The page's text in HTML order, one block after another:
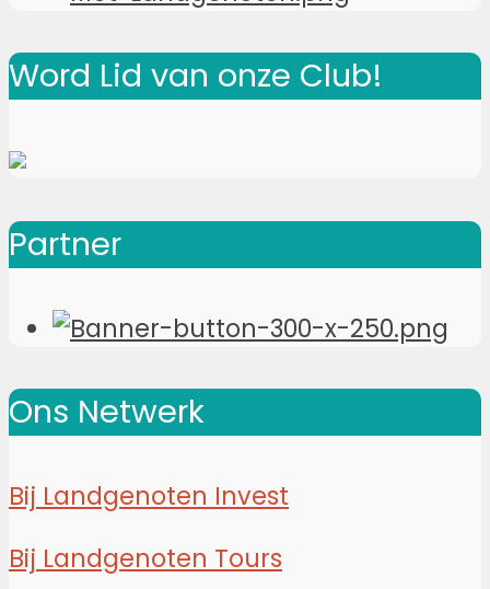
Word Lid van onze Club!
Partner
Ons Netwerk
Bij Landgenoten Invest
Bij Landgenoten Tours